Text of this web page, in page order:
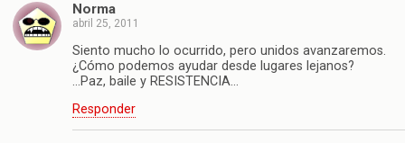
Norma
abril 25, 2011
Siento mucho lo ocurrido, pero unidos avanzaremos.
¿Cómo podemos ayudar desde lugares lejanos?
…Paz, baile y RESISTENCIA…
Responder